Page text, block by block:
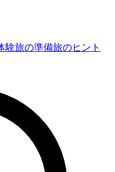
験旅の準備旅のヒント